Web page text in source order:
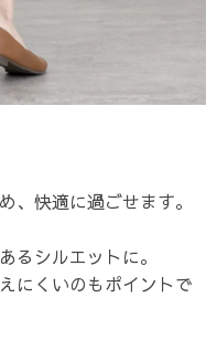
、快適に過ごせます。
るシルエットに。
にくいのもポイントで